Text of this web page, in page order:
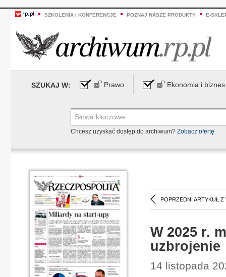
SZKOLENIA I KONFERENCJE POZNAJ NASZE PRODUKTY E-
SZUKAJ W: Prawo Ekonomia i biznes
Chcesz uzyskać dostęp do archiwum? Zobacz ofertę
POPRZEDNI ARTYKUŁ Z
W 2025 r.
uzbrojenie
14 listopada